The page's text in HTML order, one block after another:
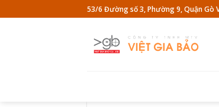
to
53/6 Đường số 3, Phường 9, Quận Gò